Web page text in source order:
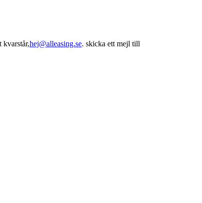
kvarstår,hej@alleasing.se. skicka ett mejl till